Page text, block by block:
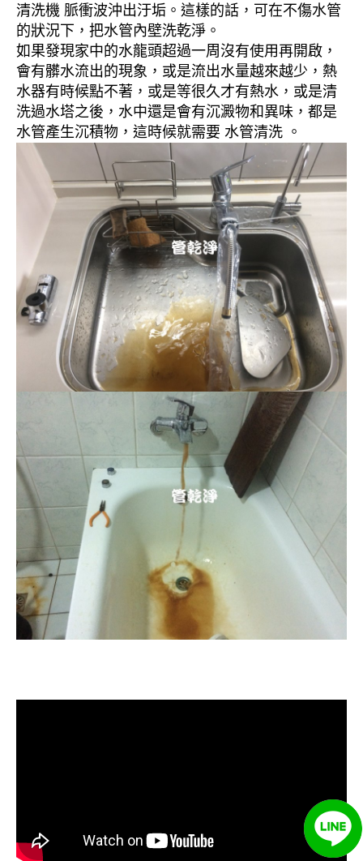
清洗機 脈衝波沖出汙垢。這樣的話，可在不傷水管
的狀況下，把水管內壁洗乾淨。
如果發現家中的水龍頭超過一周沒有使用再開啟，
會有髒水流出的現象，或是流出水量越來越少，熱
水器有時候點不著，或是等很久才有熱水，或是清
洗過水塔之後，水中還是會有沉澱物和異味，都是
水管產生沉積物，這時候就需要 水管清洗 。